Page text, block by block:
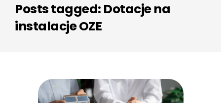
Posts tagged: Dotacje na
instalacje OZE